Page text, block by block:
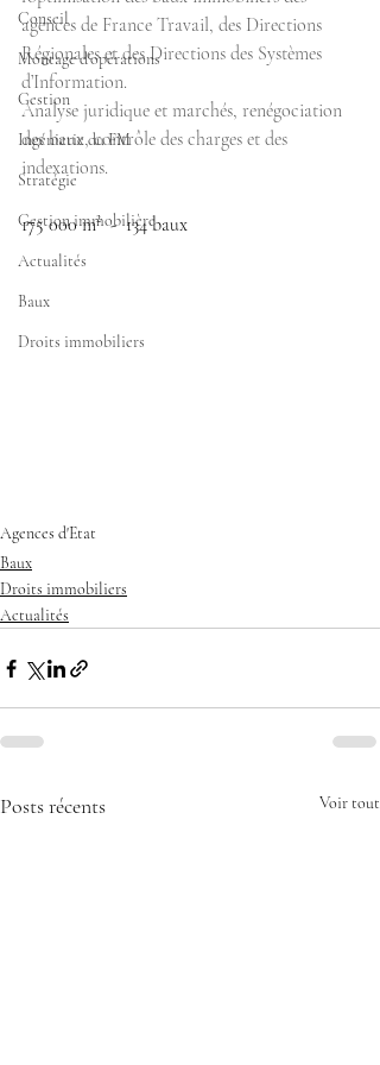
Conseil
Montage d'opérations
Gestion
Ingénierie du FM
Stratégie
Gestion immobilière
Actualités
Baux
Droits immobiliers
agences de France Travail, des Directions
Régionales et des Directions des Systèmes
d’Information.
Analyse juridique et marchés, renégociation
des baux, contrôle des charges et des
indexations.
175 000 m²  -  134 baux
Agences d'Etat
Baux
Droits immobiliers
Actualités
Posts récents Voir tout